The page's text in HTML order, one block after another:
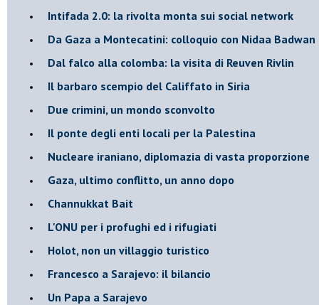
Intifada 2.0: la rivolta monta sui social network
Da Gaza a Montecatini: colloquio con Nidaa Badwan
Dal falco alla colomba: la visita di Reuven Rivlin
Il barbaro scempio del Califfato in Siria
Due crimini, un mondo sconvolto
Il ponte degli enti locali per la Palestina
Nucleare iraniano, diplomazia di vasta proporzione
Gaza, ultimo conflitto, un anno dopo
Channukkat Bait
L'ONU per i profughi ed i rifugiati
Holot, non un villaggio turistico
Francesco a Sarajevo: il bilancio
Un Papa a Sarajevo